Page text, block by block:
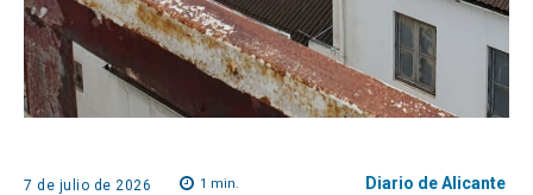
7 de julio de 2026 1 min. Diario de Alicante